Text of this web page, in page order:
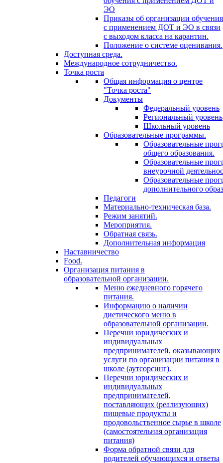
ЭО
Приказы об организации обучения
с применением ДОТ и ЭО в связи
с выходом класса на карантин.
Положение о системе оценивания.
Доступная среда.
Международное сотрудничество.
Точка роста
Общая информация о центре
"Точка роста"
Документы
Федеральный уровень
Региональный уровень
Школьный уровень
Образовательные программы.
Образовательные
общего образования.
Образовательные
внеурочной
Образовательные
дополнительного
Педагоги
Материально-техническая база.
Режим занятий.
Мероприятия.
Обратная связь.
Дополнительная информация
Наставничество
Food.
Организация питания в
образовательной организации.
Меню ежедневного горячего
питания.
Информацию о наличии
диетического меню в
образовательной организации.
Перечни юридических и
индивидуальных
предпринимателей, оказывающих
услуги по организации питания в
школе (аутсорсинг).
Перечни юридических и
индивидуальных
предпринимателей,
поставляющих (реализующих)
пищевые продукты и
продовольственное сырье в школе
(самостоятельная организация
питания)
Форма обратной связи для
родителей обучающихся и ответы